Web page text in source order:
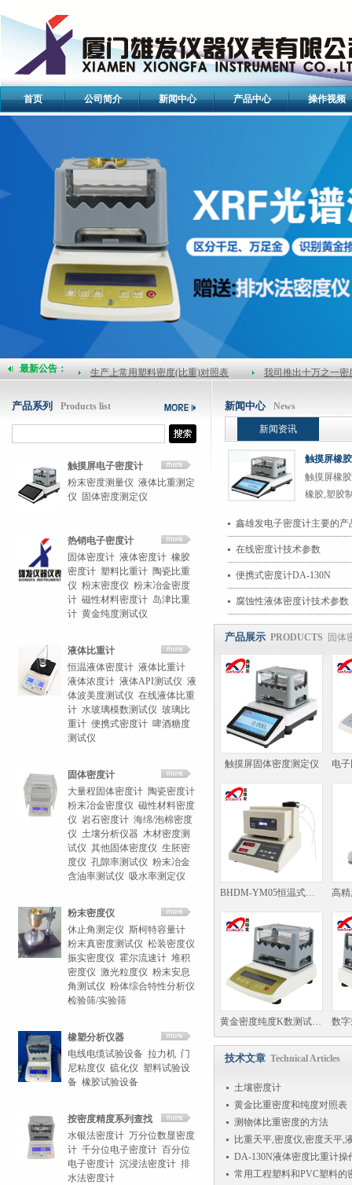
首页 公司简介 新闻中心 产品中心 操作视频
最新公告：
MH-300A电子密度计 比重计特价销售
特价出售直读式
岛津塑料密度计
赛多利斯橡胶密度计
公司产品升级换代，型号变更之公告
生产上常用塑料密度(比重)对照表
我司推出十万之一密
月底热卖促销橡塑密度计
粉末密度测试仪器总结
冷媒密度测试仪/冷媒比重计
x-ray光谱仪的缺点
MH-300A电子密度计 比重计特价销售
特价出售直读式
岛津塑料密度计
赛多利斯橡胶密度计
新款密度
公司产品升级换代，型号变更之公告
上班通知
生产上常用塑料密度(比重)对照表
我司推出十万之一密
x-ray光谱仪的缺点
产品系列 Products list
触摸屏电子密度计
粉末密度测量仪 液体比重测定
仪
固体密度测定仪
热销电子密度计
固体密度计 液体密度计 橡胶
密度计 塑料比重计 陶瓷比重
仪 粉末密度仪 粉末冶金密度
计 磁性材料密度计 岛津比重
计 黄金纯度测试仪
液体比重计
恒温液体密度计 液体比重计
液体浓度计 液体API测试仪 液
体波美度测试仪 在线液体比重
计 水玻璃模数测试仪 玻璃比
重计 便携式密度计 啤酒糖度
测试仪
固体密度计
大量程固体密度计 陶瓷密度计
粉末冶金密度仪 磁性材料密度
仪 岩石密度计 海绵/泡棉密度
仪 土壤分析仪器 木材密度测
试仪 其他固体密度仪 生胚密
度仪 孔隙率测试仪 粉末冶金
含油率测试仪 吸水率测定仪
粉末密度仪
休止角测定仪 斯柯特容量计
粉末真密度测试仪 松装密度仪
振实密度仪 霍尔流速计 堆积
密度仪 激光粒度仪 粉末安息
角测试仪 粉体综合特性分析仪
检验筛/实验筛
橡塑分析仪器
电线电缆试验设备 拉力机 门
尼粘度仪 硫化仪 塑料试验设
备 橡胶试验设备
按密度精度系列查找
水银法密度计 万分位数显密度
计 千分位电子密度计 百分位
电子密度计 沉浸法密度计 排
水法密度计
新闻中心 News
新闻资讯
触摸屏橡
触摸屏橡
橡胶,塑胶
鑫雄发电子密度计主要的产
在线密度计技术参数
便携式密度计DA-130N
腐蚀性液体密度计技术参数
产品展示 PRODUCTS 固体
触摸屏固体密度测定仪
BHDM-YM05恒温式电子式液体密度计
黄金密度纯度K数测试仪MDJ-300K 黄金真假测试仪
技术文章 Technical Articles
土壤密度计
黄金比重密度和纯度对照表
测物体比重密度的方法
DA-130N液体密度比重计操
常用工程塑料和PVC塑料的
QQ客服